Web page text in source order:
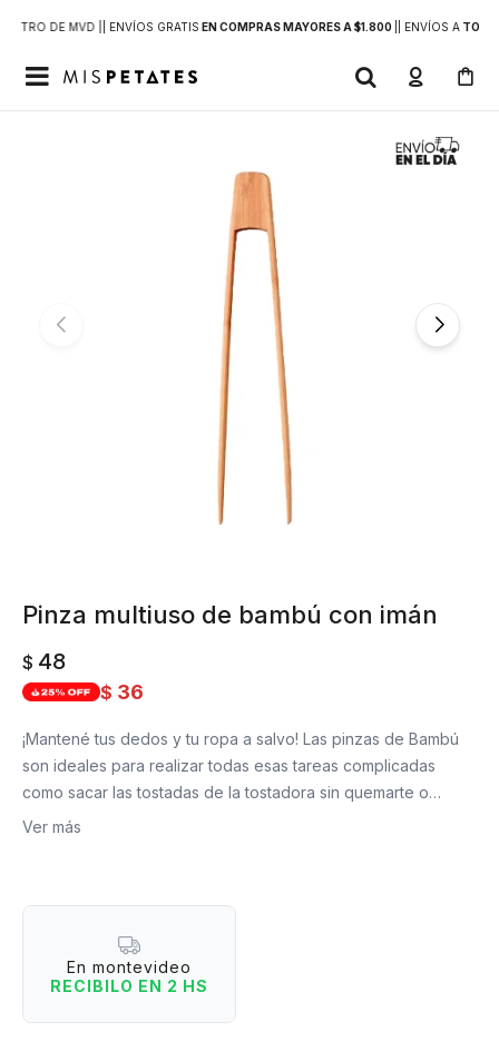
DE MVD | | ENVÍOS GRATIS EN COMPRAS MAYORES A $1.800 | ENVÍOS ATODO

Pinza multiuso de bambú con imán
$ 48
$ 36
¡Mantené tus dedos y tu ropa a salvo! Las pinzas de Bambú
son ideales para realizar todas esas tareas complicadas
como sacar las tostadas de la tostadora sin quemarte o
comer sushi sin correr riesgo de que se te caiga en la ropa.
Color: Madera.
Material: Bambú.
Ver más
En montevideo
RECIBILO EN 2 HS